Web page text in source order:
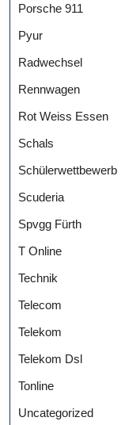
Porsche 911
Pyur
Radwechsel
Rennwagen
Rot Weiss Essen
Schals
Schülerwettbewerb
Scuderia
Spvgg Fürth
T Online
Technik
Telecom
Telekom
Telekom Dsl
Tonline
Uncategorized